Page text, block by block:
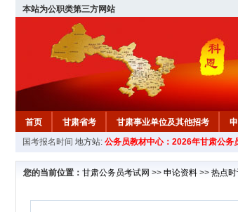
本站为公职类第三方网站
首页 甘肃省考 甘肃事业单位及其他招考
国考报名时间 地方站: 公务员教材中心：2026年甘肃公务
您的当前位置： 甘肃公务员考试网 >> 申论资料 >> 热点